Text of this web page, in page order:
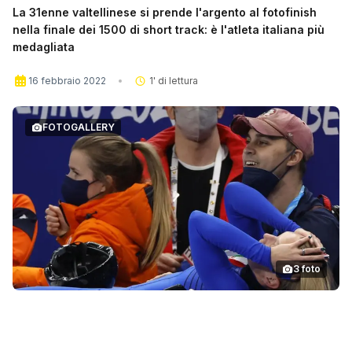
La 31enne valtellinese si prende l'argento al fotofinish
nella finale dei 1500 di short track: è l'atleta italiana più
medagliata
16 febbraio 2022 1' di lettura
FOTOGALLERY
3foto